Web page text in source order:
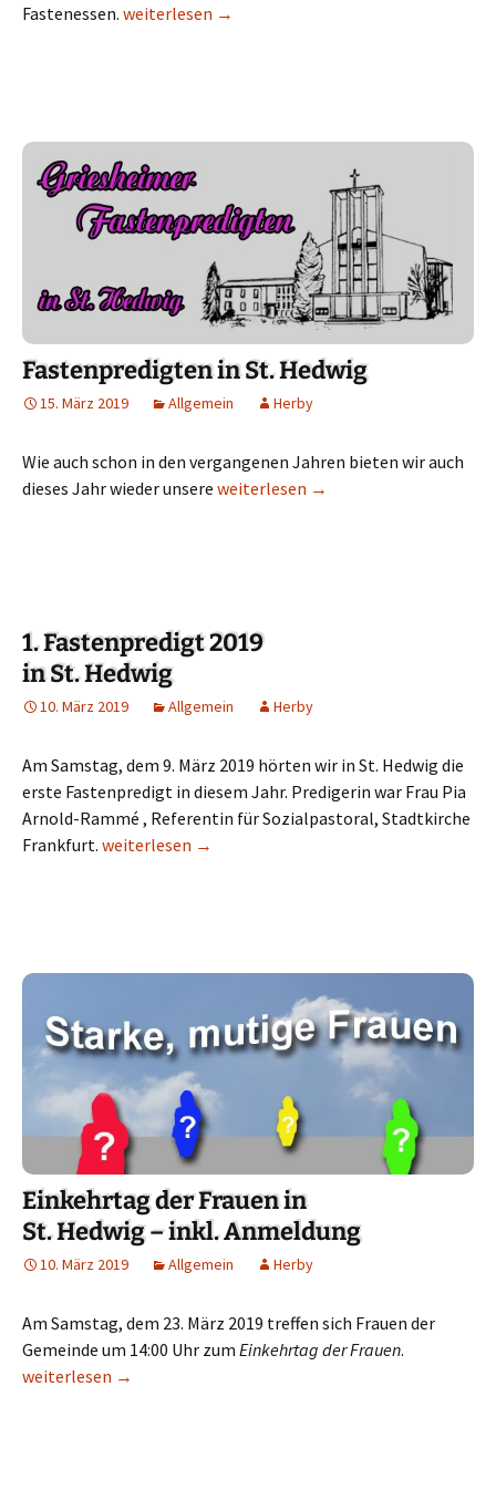
Fastenessen. MISEREOR – Sonntag 2019 in Mariä Himmelfahrt
weiterlesen →
Fastenpredigten in St. Hedwig
15. März 2019 Allgemein Herby
Wie auch schon in den vergangenen Jahren bieten wir auch
dieses Jahr wieder unsere Fastenpredigten in St. Hedwig
weiterlesen →
1. Fastenpredigt 2019
in St. Hedwig
10. März 2019 Allgemein Herby
Am Samstag, dem 9. März 2019 hörten wir in St. Hedwig die
erste Fastenpredigt in diesem Jahr. Predigerin war Frau Pia
Arnold-Rammé , Referentin für Sozialpastoral, Stadtkirche
Frankfurt. 1. Fastenpredigt 2019 in St. Hedwig
weiterlesen →
Einkehrtag der Frauen in
St. Hedwig – inkl. Anmeldung
10. März 2019 Allgemein Herby
Am Samstag, dem 23. März 2019 treffen sich Frauen der
Gemeinde um 14:00 Uhr zum Einkehrtag der Frauen.
Einkehrtag der Frauen in St. Hedwig – inkl. Anmeldung
weiterlesen →